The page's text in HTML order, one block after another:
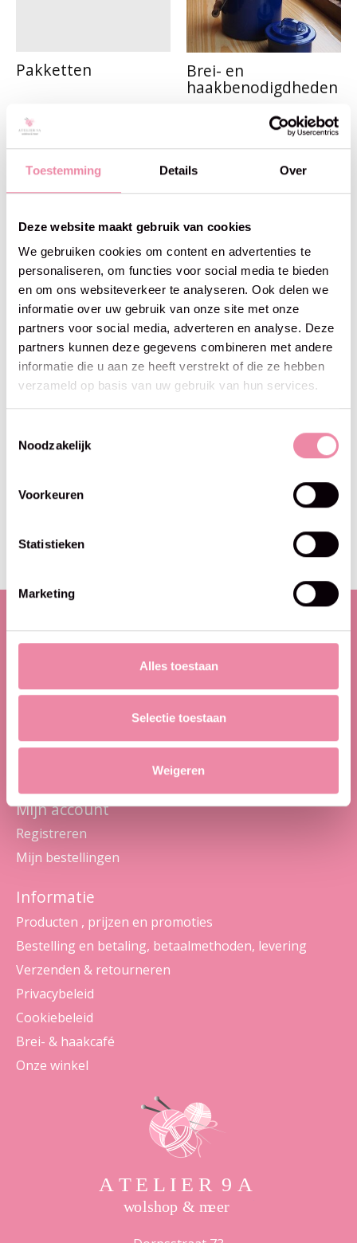
Toestemming Details Over
Deze website maakt gebruik van cookies
We gebruiken cookies om content en advertenties te
personaliseren, om functies voor social media te bieden
en om ons websiteverkeer te analyseren. Ook delen we
informatie over uw gebruik van onze site met onze
partners voor social media, adverteren en analyse. Deze
partners kunnen deze gegevens combineren met andere
informatie die u aan ze heeft verstrekt of die ze hebben
verzameld op basis van uw gebruik van hun services.
Noodzakelijk
Voorkeuren
Statistieken
Marketing
Alles toestaan
Selectie toestaan
Weigeren
Pakketten Brei- en
haakbenodigdheden
Workshops Outlet
Blijf op de hoogte
Categorieën
Pakketten
Brei- en haakbenodigdheden
Workshops
Mijn account
Registreren
Mijn bestellingen
Informatie
Producten , prijzen en promoties
Bestelling en betaling, betaalmethoden, levering
Verzenden & retourneren
Privacybeleid
Cookiebeleid
Brei- & haakcafé
Onze winkel